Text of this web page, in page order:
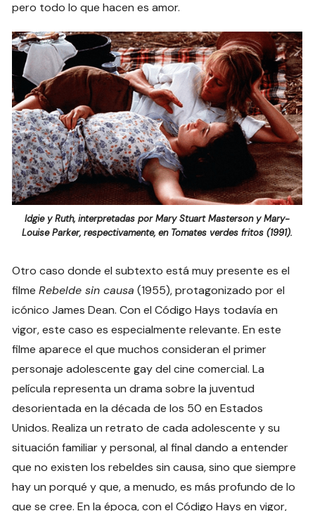
pero todo lo que hacen es amor.
Idgie y Ruth, interpretadas por Mary Stuart Masterson y Mary-
Louise Parker, respectivamente, en Tomates verdes fritos (1991).
Otro caso donde el subtexto está muy presente es el
filmeRebelde sin causa (1955), protagonizado por el
icónico James Dean. Con el Código Hays todavía en
vigor, este caso es especialmente relevante. En este
filme aparece el que muchos consideran el primer
personaje adolescente gay del cine comercial. La
película representa un drama sobre la juventud
desorientada en la década de los 50 en Estados
Unidos. Realiza un retrato de cada adolescente y su
situación familiar y personal, al final dando a entender
que no existen los rebeldes sin causa, sino que siempre
hay un porqué y que, a menudo, es más profundo de lo
que se cree. En la época, con el Código Hays en vigor,